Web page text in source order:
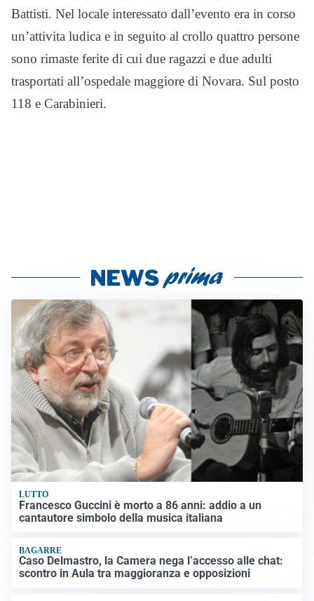
Battisti. Nel locale interessato dall’evento era in corso
un’attivita ludica e in seguito al crollo quattro persone
sono rimaste ferite di cui due ragazzi e due adulti
trasportati all’ospedale maggiore di Novara. Sul posto
118 e Carabinieri.
LUTTO
Francesco Guccini è morto a 86 anni: addio a un
cantautore simbolo della musica italiana
BAGARRE
Caso Delmastro, la Camera nega l’accesso alle chat:
scontro in Aula tra maggioranza e opposizioni